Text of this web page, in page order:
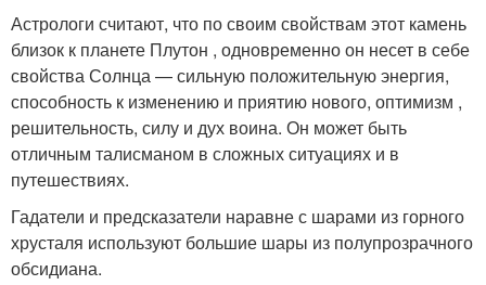
Астрологи считают, что по своим свойствам этот камень
близок к планете Плутон , одновременно он несет в себе
свойства Солнца — сильную положительную энергия,
способность к изменению и приятию нового, оптимизм ,
решительность, силу и дух воина. Он может быть
отличным талисманом в сложных ситуациях и в
путешествиях.
Гадатели и предсказатели наравне с шарами из горного
хрусталя используют большие шары из полупрозрачного
обсидиана.